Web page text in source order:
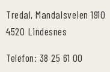
Tredal, Mandalsveien 1910
4520 Lindesnes
Telefon: 38 25 61 00